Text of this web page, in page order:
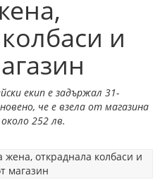
и
екип е задържал 31-
че е взела от магазина
252 лв.